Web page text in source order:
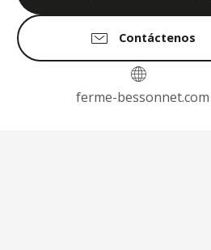
Contáctenos
ferme-bessonnet.com